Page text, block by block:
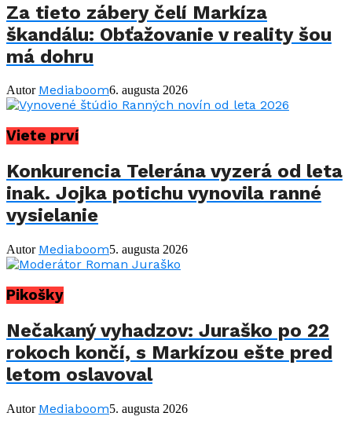
Za tieto zábery čelí Markíza
škandálu: Obťažovanie v reality šou
má dohru
Autor Mediaboom6. augusta 2026
Viete prví
Konkurencia Telerána vyzerá od leta
inak. Jojka potichu vynovila ranné
vysielanie
Autor Mediaboom5. augusta 2026
Pikošky
Nečakaný vyhadzov: Juraško po 22
rokoch končí, s Markízou ešte pred
letom oslavoval
Autor Mediaboom5. augusta 2026